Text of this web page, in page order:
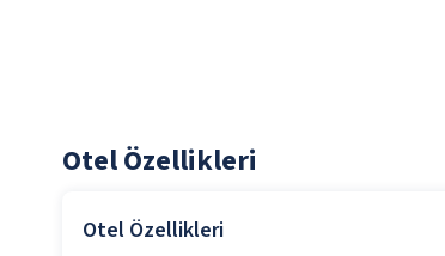
Otel Özellikleri
Otel Özellikleri